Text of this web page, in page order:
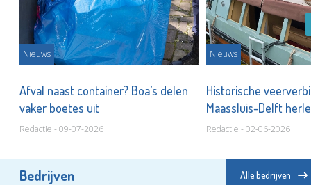
Nieuws
Afval naast container? Boa’s delen
vaker boetes uit
Redactie - 09-07-2026
Nieuws
Historische
Maassluis-Delft
Redactie - 02-06-2026
Bedrijven Alle bedrijven